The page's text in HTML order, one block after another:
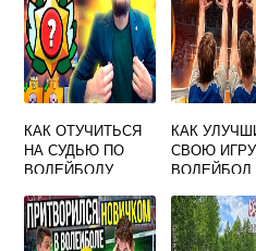
КАК ОТУЧИТЬСЯ
НА СУДЬЮ ПО
ВОЛЕЙБОЛУ
КАК
СВОЮ
ВОЛЕЙБОЛ